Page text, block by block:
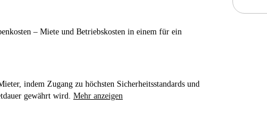
– Miete und Betriebskosten in einem für ein
indem Zugang zu höchsten Sicherheitsstandards und
gewährt wird. Mehr anzeigen